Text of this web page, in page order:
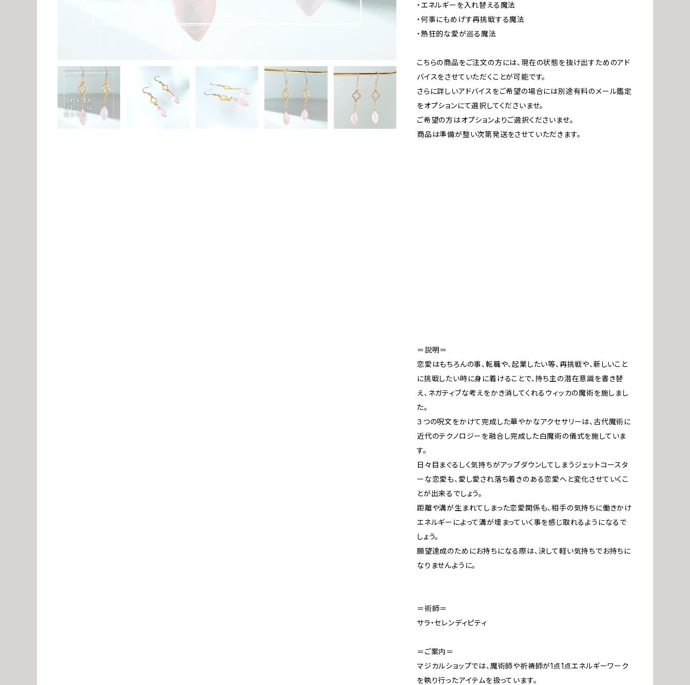
・エネルギーを入れ替える魔法
・何事にもめげす再挑戦する魔法
・熱狂的な愛が巡る魔法
こちらの商品をご注文の方には、現在の状態を抜け出すためのアド
バイスをさせていただくことが可能です。
さらに詳しいアドバイスをご希望の場合には別途有料のメール鑑定
をオプションにて選択してくださいませ。
ご希望の方はオプションよりご選択くださいませ。
商品は準備が整い次第発送をさせていただきます。
＝説明＝
恋愛はもちろんの事、転職や、起業したい等、再挑戦や、新しいこと
に挑戦したい時に身に着けることで、持ち主の潜在意識を書き替
え、ネガティブな考えをかき消してくれるウィッカの魔術を施しまし
た。
３つの呪文をかけて完成した華やかなアクセサリーは、古代魔術に
近代のテクノロジーを融合し完成した白魔術の儀式を施していま
す。
日々目まぐるしく気持ちがアップダウンしてしまうジェットコースタ
ーな恋愛も、愛し愛され落ち着きのある恋愛へと変化させていくこ
とが出来るでしょう。
距離や溝が生まれてしまった恋愛関係も、相手の気持ちに働きかけ
エネルギーによって溝が埋まっていく事を感じ取れるようになるで
しょう。
願望達成のためにお持ちになる際は、決して軽い気持ちでお持ちに
なりませんように。
＝術師＝
サラ・セレンディピティ
＝ご案内＝
マジカルショップでは、魔術師や祈祷師が1点1点エネルギーワーク
を執り行ったアイテムを扱っています。